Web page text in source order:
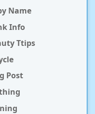
Name
Info
Ttips
Post